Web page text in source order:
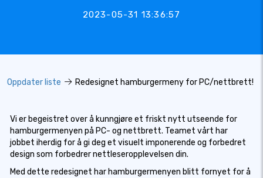
2023-05-31 13:36:57
Oppdater liste Redesignet hamburgermeny for PC/nettbrett!
Vi er begeistret over å kunngjøre et friskt nytt utseende for
hamburgermenyen på PC- og nettbrett. Teamet vårt har
jobbet iherdig for å gi deg et visuelt imponerende og forbedret
design som forbedrer nettleseropplevelsen din.
Med dette redesignet har hamburgermenyen blitt fornyet for å